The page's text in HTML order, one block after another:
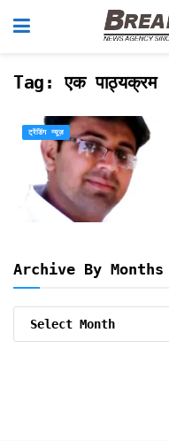
Tag:एक पाठ्यक्रम
ट्रेंडिंग न्यूज़
Archive By Months